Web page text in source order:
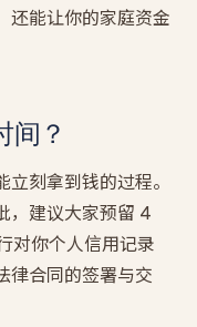
还能让你的家庭资金
间？
刻拿到钱的过程。
，建议大家预留 4
对你个人信用记录
律合同的签署与交